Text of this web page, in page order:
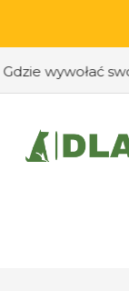
wywołać swoje